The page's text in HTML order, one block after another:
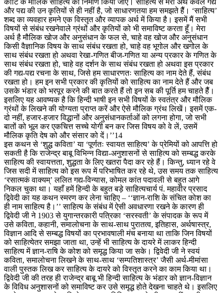
कोटि के मौलिक साहित्य का निर्माण किया जाए। साहित्य से मेरा अर्थ केवल गद्य
और पद्य की उन कृतियों से ही नहीं है, जो साधारणतया हम समझते हैैं। ‘साहित्य’
शब्द का व्यवहार हमने एक विस्तृत और व्यापक अर्थ में किया है। इसमें मैं सभी
विषयों से संबंध रखनेवाले ग्रंथों और कृतियों को भी समाविष्ट करता हूँ। मेरा
अर्थ है मौलिक खोज और अनुसंधान के फल से, चाहे वह खोज और अनुसंधान
किसी वैज्ञानिक विषय के साथ संबंध रखता हो, चाहे वह भूगोल और खगोल के
साथ संबंध रखता हो अथवा रेखा-गणित बीज-गणित या अन्य प्रकार के गणित के
साथ संबंध रखता हो, चाहे वह दर्शन के साथ संबंध रखता हो अथवा इस प्रकार
की गद्य-पद्य रचना के साथ, जिसे हम साधारणतः साहित्य का नाम देते हैं, संबंध
रखता हो। हम इन सभी प्रकार की कृतियों को साहित्य का नाम देते हैं और जब
उसके भंडार को भरपूर करने की बात करते हैं तो इन सब की पूर्ति हम चाहते हैैं।
इसलिए यह आवष्यक है कि हिन्दी भाषी इन सभी विषयों के स्वतंत्र और मौलिक
ग्रंथों के लिखने की योग्यता प्राप्त करें और ऐसे मौलिक ग्रंथ लिखें। इसमें एक-
दो नहीं, हजार-हजार विद्धानों और अनुसंधानकर्ताओं को लगना होगा, जो सभी
बातों को भूल कर एकचित्त सच्चे योगी बन कर जिस विषय को वे लें, उसमें
मौलिक कृति देष को और संसार को दें।’’14
इस कथन से ‘शुद्ध कविता’ या ‘पूर्णतः स्वायत साहित्य’ के प्रेमियों को आपत्ति हो
सकती है कि राजेन्द्र बाबू विभिन्न विद्या-अनुशासनों से साहित्य को सम्बद्ध करके
साहित्य की स्वायत्तता, शुद्धता के लिए खतरा पैदा कर रहे हैं। किन्तु, ध्यान रहे वे
जिस सदी में साहित्य को इस रूप में परिभाषित कर रहे थे, उस समय तक साहित्य
‘रसात्मकं वाक्यम्’ ललित गद्य-विन्यास, कोमल कांत पदावली से बहुत आगे
निकल चुका था। यहाँ हमें हिन्दी के बहुत बड़े साहित्यचार्य पं. महावीर प्रसाद
द्विवेदी का यह कथन स्मरण कर लेना चाहिए – ‘‘ज्ञान-राशि के संचित कोश का
ही नाम साहित्य है।’’ साहित्य के संबंध में ऐसी अवधारणा रखने के कारण ही
द्विवेदी जी ने 1903 से युगान्तरकारी पत्रिका ‘सरस्वती’ के संपादक के रूप में
उसे कविता, कहानी, समालोचना के साथ-साथ पुरातत्व, इतिहास, अर्थषास्त्र,
विज्ञान आदि से सम्बद्ध विषयों का प्रभावषाली मंच बनाया था ताकि जिन विषयों
को साहित्येतर समझा जाता था, उन्हें भी साहित्य के दायरे में लाकर हिन्दी
साहित्य में ज्ञान-राषि के कोश को समृद्ध किया जा सके। द्विवेदी जी ने स्वयं
कविता, समालोचना लिखने के साथ-साथ ‘सम्पतिशास्त्र’ जैसी अर्थ-मीमांसा
वाली पुस्तक लिख कर साहित्य के दायरे को विस्तृत करने का काम किया था।
द्विवेदी जी की तरह ही राजेन्द्र बाबू भी हिन्दी साहित्य के भंडार को ज्ञान-विज्ञान
के विविध अनुशासनों को समाविष्ट कर उसे समृद्ध होते देखना चाहते थे। इसलिए